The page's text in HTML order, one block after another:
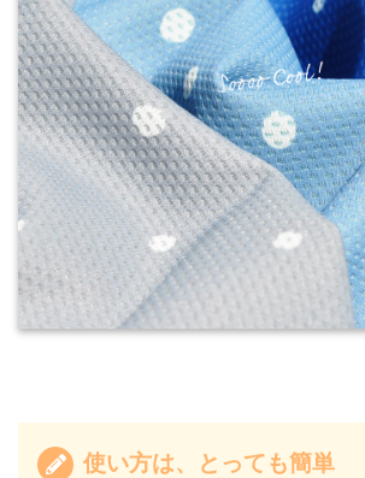
使い方は、とっても簡単